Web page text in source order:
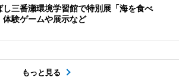
し三番瀬環境学習館で特別展「海を食べ
験ゲームや展示など
もっと見る